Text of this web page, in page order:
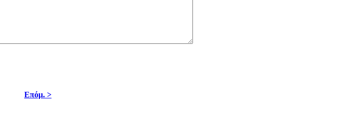
Επόμ. >